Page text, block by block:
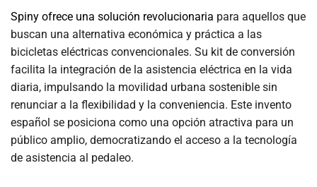
Spiny ofrece una solución revolucionaria para aquellos que
buscan una alternativa económica y práctica a las
bicicletas eléctricas convencionales. Su kit de conversión
facilita la integración de la asistencia eléctrica en la vida
diaria, impulsando la movilidad urbana sostenible sin
renunciar a la flexibilidad y la conveniencia. Este invento
español se posiciona como una opción atractiva para un
público amplio, democratizando el acceso a la tecnología
de asistencia al pedaleo.